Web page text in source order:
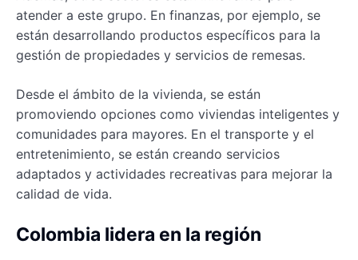
atender a este grupo. En finanzas, por ejemplo, se
están desarrollando productos específicos para la
gestión de propiedades y servicios de remesas.
Desde el ámbito de la vivienda, se están
promoviendo opciones como viviendas inteligentes y
comunidades para mayores. En el transporte y el
entretenimiento, se están creando servicios
adaptados y actividades recreativas para mejorar la
calidad de vida.
Colombia lidera en la región